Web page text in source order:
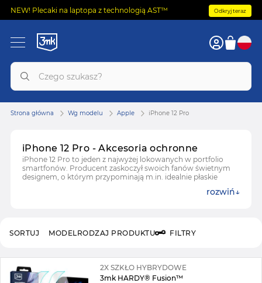
NEW! Plecaki na laptopa z technologią AST™ Odkryj teraz
iPhone 12 Pro - Akcesoria ochronne
iPhone 12 Pro to jeden z najwyżej lokowanych w portfolio
smartfonów. Producent zaskoczył swoich fanów świetnym
designem, o którym przypominają m.in. idealnie płaskie
ochronne na iPhone 12 Pro, aby wydłużyć jego życie.rozwiń
Strona główna Wg modelu Apple iPhone 12 Pro
MODELRODZAJ PRODUKTU FILTRY
SORTUJ
2X SZKŁO HYBRYDOWE
3mk HARDY® Fusion™